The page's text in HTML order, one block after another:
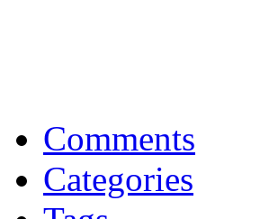
Memberikan yang terbaik sesuai kaidah
Comments
Categories